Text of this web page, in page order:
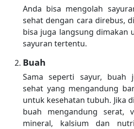
Anda bisa mengolah
sehat dengan cara direbus,
bisa juga langsung dimakan
sayuran tertentu.
Buah
Sama seperti sayur, buah
sehat yang mengandung
untuk kesehatan tubuh. Jika
buah mengandung serat,
mineral, kalsium dan